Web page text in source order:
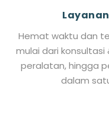
Hemat waktu dan
mulai dari konsultasi
peralatan, hingga
dalam